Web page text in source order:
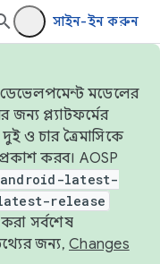
সাইন-ইন করুন
ডেভেলপমেন্ট মডেলের
জন্য প্ল্যাটফর্মের
ও চার ত্রৈমাসিকে
করব। AOSP
android-latest-
release
করা সর্বশেষ
জন্য, Changes